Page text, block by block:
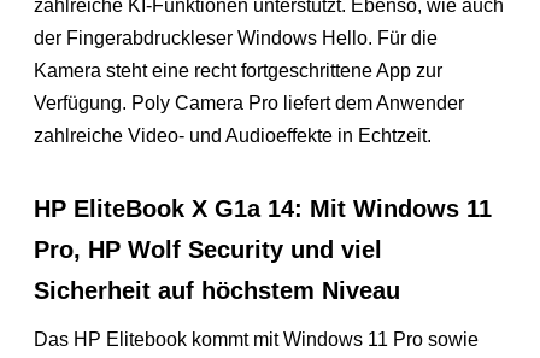
zahlreiche KI-Funktionen unterstützt. Ebenso, wie auch
der Fingerabdruckleser Windows Hello. Für die
Kamera steht eine recht fortgeschrittene App zur
Verfügung. Poly Camera Pro liefert dem Anwender
zahlreiche Video- und Audioeffekte in Echtzeit.
HP EliteBook X G1a 14: Mit Windows 11
Pro, HP Wolf Security und viel
Sicherheit auf höchstem Niveau
Das HP Elitebook kommt mit Windows 11 Pro sowie